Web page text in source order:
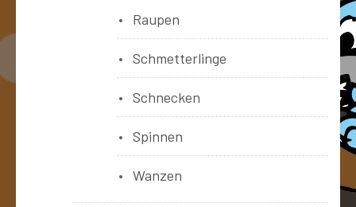
Raupen
Schmetterlinge
Schnecken
Spinnen
Wanzen